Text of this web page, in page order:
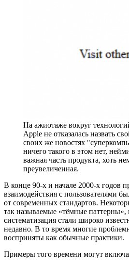
На ажиотаже вокруг
Apple не отказалась назвать
своих же новостях
ничего такого в этом нет,
важная часть продукта, хоть
преувеличенная.
В конце 90-х и начале 2000-х годов
взаимодействия с пользователями
от современных стандартов.
так называемые «тёмные
систематизация стали широко
недавно. В то время многие
восприняты как обычные практики.
Примеры того времени могут